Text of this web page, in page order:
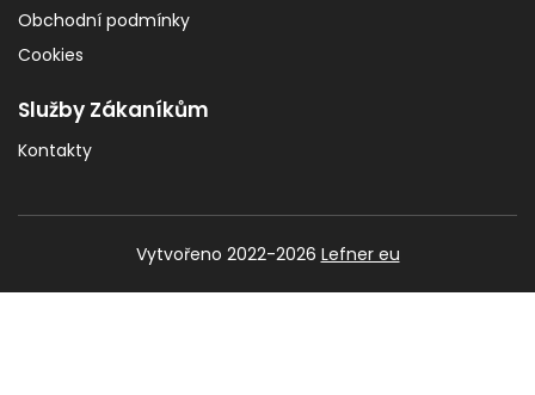
Obchodní podmínky
Cookies
Služby Zákaníkům
Kontakty
Vytvořeno 2022-2026 Lefner eu